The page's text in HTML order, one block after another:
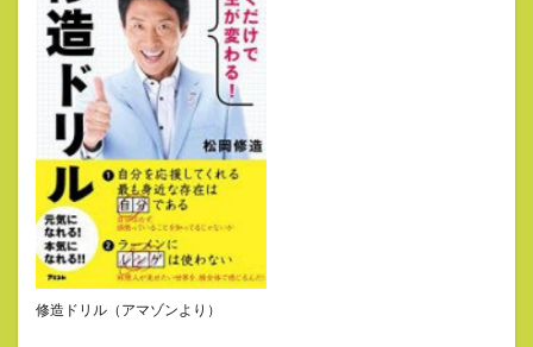
修造ドリル（アマゾンより）